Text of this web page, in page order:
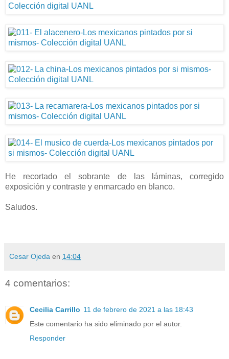
He recortado el sobrante de las láminas, corregido
exposición y contraste y enmarcado en blanco.
Saludos.
Cesar Ojeda en 14:04
4 comentarios:
Cecilia Carrillo 11 de febrero de 2021 a las 18:43
Este comentario ha sido eliminado por el autor.
Responder